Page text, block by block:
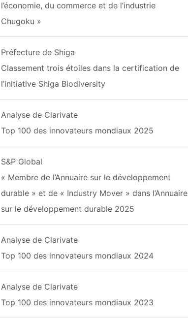
l’économie, du commerce et de l’industrie
Chugoku »
Préfecture de Shiga
Classement trois étoiles dans la certification de
l’initiative Shiga Biodiversity
Analyse de Clarivate
Top 100 des innovateurs mondiaux 2025
S&P Global
« Membre de l’Annuaire sur le développement
durable » et de « Industry Mover » dans l’Annuaire
sur le développement durable 2025
Analyse de Clarivate
Top 100 des innovateurs mondiaux 2024
Analyse de Clarivate
Top 100 des innovateurs mondiaux 2023